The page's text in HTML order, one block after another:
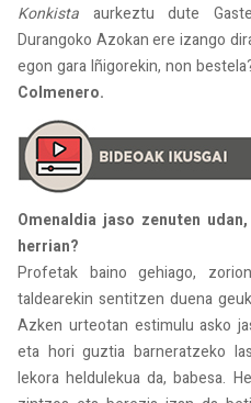
Konkista aurkeztu dute
Durangoko Azokan ere izango
egon gara Iñigorekin, non
Colmenero.
Omenaldia jaso zenuten
herrian?
Profetak baino gehiago,
taldearekin sentitzen duena
Azken urteotan estimulu asko
eta hori guztia barneratzeko
Iekora heldulekua da, babesa.